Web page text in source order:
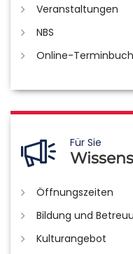
Veranstaltungen
NBS
Online-
Für Sie
Öffnungszeiten
Bildung und
Kulturangebot